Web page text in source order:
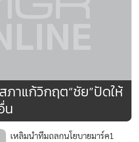
องเอ็นบีทีก็เป็นการปฏิบัติการทาง
นแรงซ้ำๆ พยายามทำให้การชุมนุมดู
ลาย และให้ประชาชนเห็นด้วยกับการ
ข่าวไม่รอบด้าน เช่น ไม่เสนอภาพ
าแก้วิกฤต“ชัย”ปัดให้
น
เหลิมนำทีมถลกนโยบายมาร์ค1